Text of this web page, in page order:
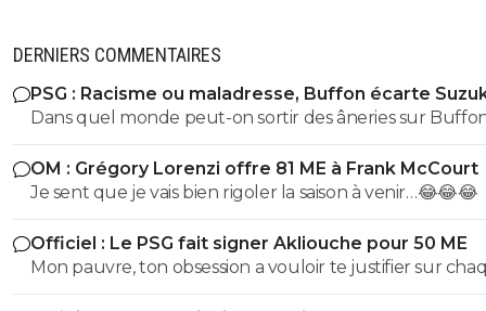
DERNIERS COMMENTAIRES
PSG : Racisme ou maladresse, Buffon écarte
Dans quel monde peut-on sortir des âneries sur
dire qu'il est raciste? Buffon connait très bien Suzuki ce
dernier évoluant Parme, l'un de sclubs cher à Buffon
(puisqu'il y a débuté). Vous ne vous dites juste pas qu'il
des choses (comme le style de vie ou l'hygiène ou
chose qui fait d'un jouer un vrai professionnel). Non
partez direct sur des considérations racistes... Ah la la...
OM : Grégory Lorenzi offre 81 ME à Frank McCourt
Je sent que je vais bien rigoler la saison à venir…😂😂😂
Officiel : Le PSG fait signer Akliouche pour 50 ME
Mon pauvre, ton obsession a vouloir te justifier sur
commentaire 🤣😂😂 Tu aurais la queue d'un chat qui